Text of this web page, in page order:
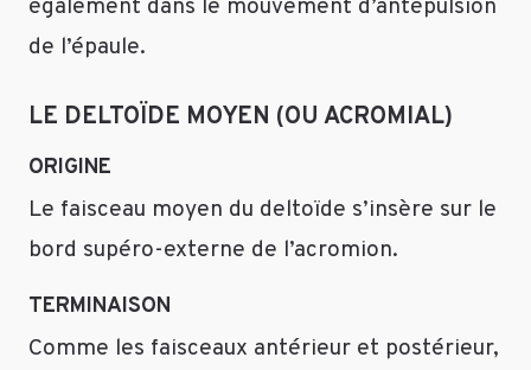
également dans le mouvement d’antépulsion
de l’épaule.
LE DELTOÏDE MOYEN (OU ACROMIAL)
ORIGINE
Le faisceau moyen du deltoïde s’insère sur le
bord supéro-externe de l’acromion.
TERMINAISON
Comme les faisceaux antérieur et postérieur,